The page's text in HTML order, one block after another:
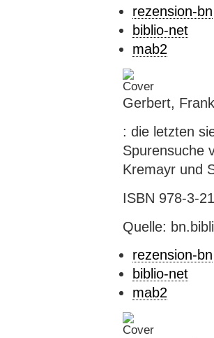
rezension-bn
biblio-net
mab2
Gerbert,
: die letzten
Spurensuche
Kremayr und
ISBN 978-3-
Quelle:
rezension-bn
biblio-net
mab2